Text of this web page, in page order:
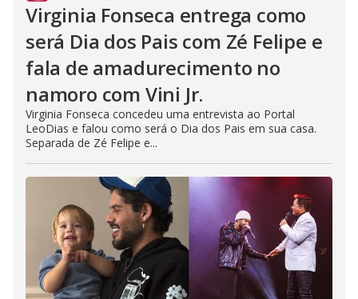
Virginia Fonseca entrega como
será Dia dos Pais com Zé Felipe e
fala de amadurecimento no
namoro com Vini Jr.
Virginia Fonseca concedeu uma entrevista ao Portal
LeoDias e falou como será o Dia dos Pais em sua casa.
Separada de Zé Felipe e...